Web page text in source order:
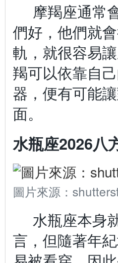
摩羯座通常
們好，他們就
軌，就很容易
羯可以依靠自
器，便有可能
面。
水瓶座2026八
圖片來源：
水瓶座本身
言，但隨著年